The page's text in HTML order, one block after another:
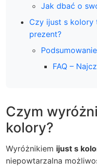
Jak dbać o
Czy ijust s kolory
prezent?
Podsumowanie
FAQ –
Czym
kolory?
Wyróżnikiem ijust s
niepowtarzalna